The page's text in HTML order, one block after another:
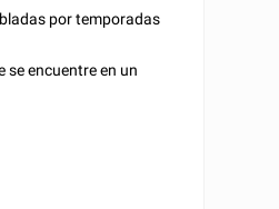
por temporadas
se encuentre en un